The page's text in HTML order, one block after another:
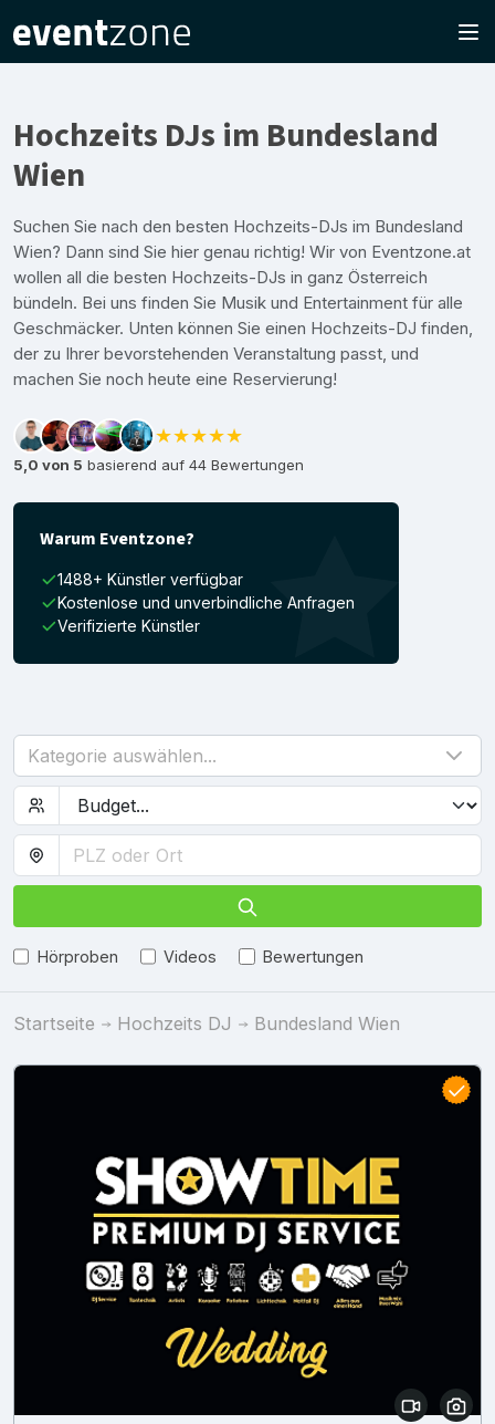
Hochzeits DJs im Bundesland
Wien
Suchen Sie nach den besten Hochzeits-DJs im Bundesland
Wien? Dann sind Sie hier genau richtig! Wir von Eventzone.at
wollen all die besten Hochzeits-DJs in ganz Österreich
bündeln. Bei uns finden Sie Musik und Entertainment für alle
Geschmäcker. Unten können Sie einen Hochzeits-DJ finden,
der zu Ihrer bevorstehenden Veranstaltung passt, und
machen Sie noch heute eine Reservierung!
★★★★★
5,0 von 5 basierend auf 44 Bewertungen
Warum Eventzone?
1488+ Künstler verfügbar
Kostenlose und unverbindliche Anfragen
Verifizierte Künstler
Kategorie auswählen...
Hörproben Videos Bewertungen
Startseite Hochzeits DJ Bundesland Wien